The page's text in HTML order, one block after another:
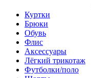
Куртки
Брюки
Обувь
Флис
Аксессуары
Лёгкий трикотаж
Футболки/поло